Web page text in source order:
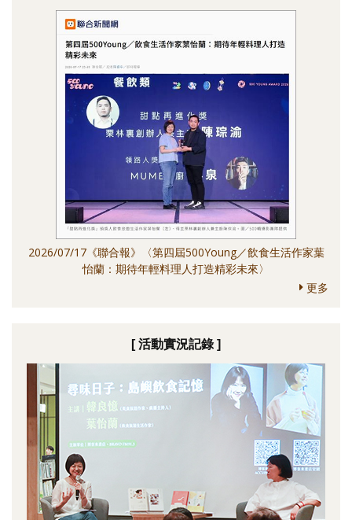
2026/07/17《聯合報》〈第四屆500Young／飲食生活作家葉
怡蘭：期待年輕料理人打造精彩未來〉
更多
[ 活動實況記錄 ]